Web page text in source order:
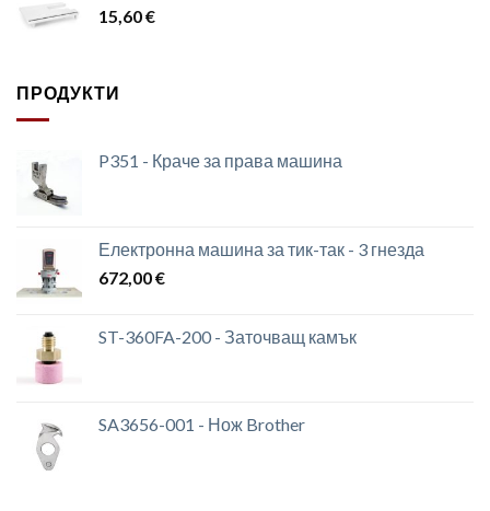
15,60€
ПРОДУКТИ
P351 - Краче за права машина
Електронна машина за тик-так - 3 гнезда
672,00€
ST-360FA-200 - Заточващ камък
SA3656-001 - Нож Brother